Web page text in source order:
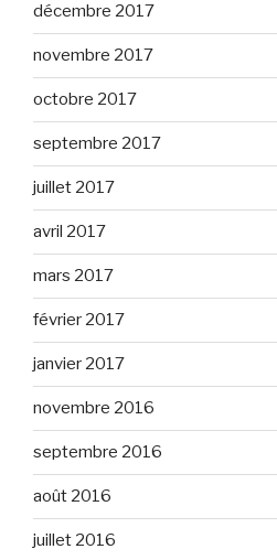
décembre 2017
novembre 2017
octobre 2017
septembre 2017
juillet 2017
avril 2017
mars 2017
février 2017
janvier 2017
novembre 2016
septembre 2016
août 2016
juillet 2016